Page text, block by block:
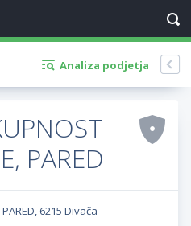
Analiza podjetja
PARED
PARED, 6215 Divača